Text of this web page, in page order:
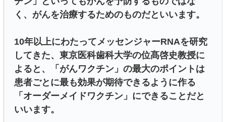
く、がんを治療するためのものだといいます。
10年以上にわたってメッセンジャーRNAを研究
してきた、東京医科歯科大学の位髙啓史教授に
よると、「がんワクチン」の最大のポイントは
患者ごとに最も効果が期待できるように作る
「オーダーメイドワクチン」にできることだと
いいます。